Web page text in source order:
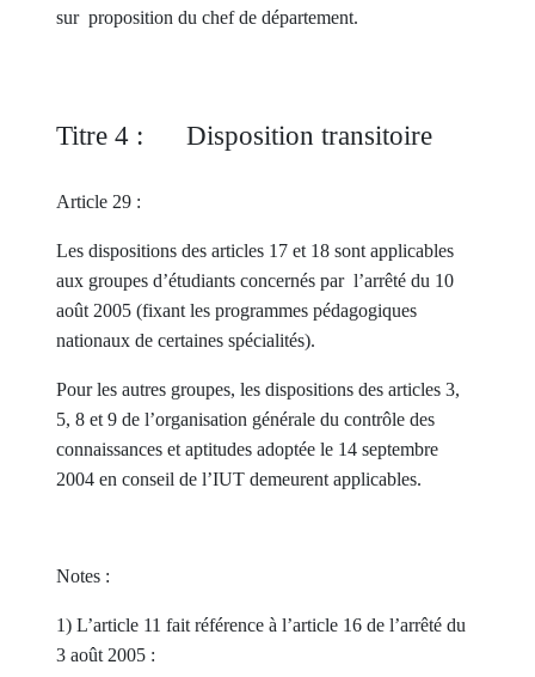
sur proposition du chef de département.
Titre 4 : Disposition transitoire
Article 29 :
Les dispositions des articles 17 et 18 sont applicables
aux groupes d’étudiants concernés par l’arrêté du 10
août 2005 (fixant les programmes pédagogiques
nationaux de certaines spécialités).
Pour les autres groupes, les dispositions des articles 3,
5, 8 et 9 de l’organisation générale du contrôle des
connaissances et aptitudes adoptée le 14 septembre
2004 en conseil de l’IUT demeurent applicables.
Notes :
1) L’article 11 fait référence à l’article 16 de l’arrêté du
3 août 2005 :